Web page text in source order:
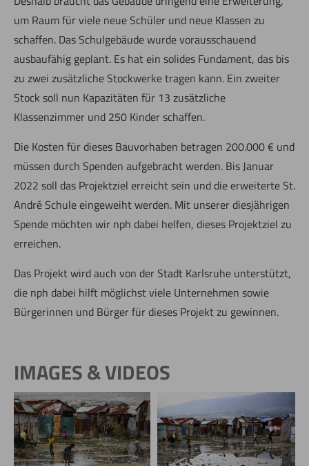
um Raum für viele neue Schüler und neue Klassen zu
schaffen. Das Schulgebäude wurde vorausschauend
ausbaufähig geplant. Es hat ein solides Fundament, das bis
zu zwei zusätzliche Stockwerke tragen kann. Ein zweiter
Stock soll nun Kapazitäten für 13 zusätzliche
Klassenzimmer und 250 Kinder schaffen.
Die Kosten für dieses Bauvorhaben betragen 200.000 € und
müssen durch Spenden aufgebracht werden. Bis Januar
2022 soll das Projektziel erreicht sein und die erweiterte St.
André Schule eingeweiht werden. Mit unserer diesjährigen
Spende möchten wir nph dabei helfen, dieses Projektziel zu
erreichen.
Das Projekt wird auch von der Stadt Karlsruhe unterstützt,
die nph dabei hilft möglichst viele Unternehmen sowie
Bürgerinnen und Bürger für dieses Projekt zu gewinnen.
IMAGES & VIDEOS